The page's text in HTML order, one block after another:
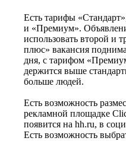
Есть тарифы
и «Премиум».
использовать второй и
плюс» вакансия
дня, с тарифом
держится выше
больше людей.
Есть возможность
рекламной площадке
появится на hh.ru, в
Есть возможность